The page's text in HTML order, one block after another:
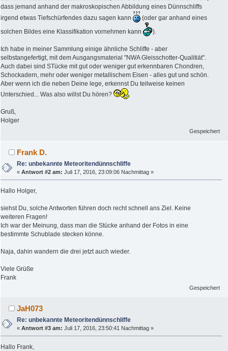
dass jemand anhand der makroskopischen Abbildung eines Dünnschliffs
irgend etwas Tiefschürfendes dazu sagen kann
(oder gar anhand eines
solchen Bildes eine Klassifikation vornehmen kann
).
Ich habe in meiner Sammlung einige ähnliche Schliffe - aber
selbstangefertigt, mit dem Ausgangsmaterial "NWA Gleisschotter-Qualitiät".
Auch dabei sind STücke mit gut oder weniger gut erkennbaren Chondren,
Schockadern, mehr oder weniger metallischem Eisen - alles gut und schön.
Aber wenn ich die neben Deine lege, erkennst Du teilweise keinen
Unterschied... Was also willst Du hören?
Gruß,
Holger
Gespeichert
Frank D.
Re: unbekannte Meteoritendünnschliffe
«Antwort #2 am: Juli 17, 2016, 23:09:06 Nachmittag »
Hallo Holger,
siehst Du, solche Antworten führen doch recht schnell ans Ziel. Keine
weiteren Fragen!
Ich war der Meinung, dass man die Stücke anhand der Fotos in eine
bestimmte Schublade stecken könne.
Naja, dahin wandern die drei jetzt auch wieder.
Viele Grüße
Frank
Gespeichert
JaH073
Re: unbekannte Meteoritendünnschliffe
«Antwort #3 am: Juli 17, 2016, 23:50:41 Nachmittag »
Hallo Frank,